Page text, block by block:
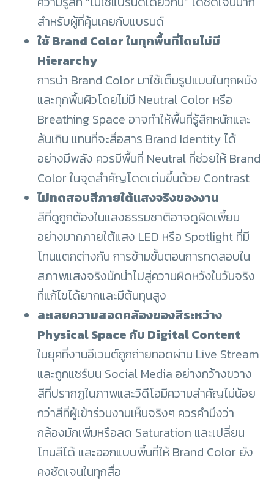
สำหรับผู้ที่คุ้นเคยกับแบรนด์
ใช้ Brand Color ในทุกพื้นที่โดยไม่มี
Hierarchy
การนำ Brand Color มาใช้เต็มรูปแบบในทุกผนัง
และทุกพื้นผิวโดยไม่มี Neutral Color หรือ
Breathing Space อาจทำให้พื้นที่รู้สึกหนักและ
ล้นเกิน แทนที่จะสื่อสาร Brand Identity ได้
อย่างมีพลัง ควรมีพื้นที่ Neutral ที่ช่วยให้ Brand
Color ในจุดสำคัญโดดเด่นขึ้นด้วย Contrast
ไม่ทดสอบสีภายใต้แสงจริงของงาน
สีที่ดูถูกต้องในแสงธรรมชาติอาจดูผิดเพี้ยน
อย่างมากภายใต้แสง LED หรือ Spotlight ที่มี
โทนแตกต่างกัน การข้ามขั้นตอนการทดสอบใน
สภาพแสงจริงมักนำไปสู่ความผิดหวังในวันจริง
ที่แก้ไขได้ยากและมีต้นทุนสูง
ละเลยความสอดคล้องของสีระหว่าง
Physical Space กับ Digital Content
ในยุคที่งานอีเวนต์ถูกถ่ายทอดผ่าน Live Stream
และถูกแชร์บน Social Media อย่างกว้างขวาง
สีที่ปรากฏในภาพและวิดีโอมีความสำคัญไม่น้อย
กว่าสีที่ผู้เข้าร่วมงานเห็นจริงๆ ควรคำนึงว่า
กล้องมักเพิ่มหรือลด Saturation และเปลี่ยน
โทนสีได้ และออกแบบพื้นที่ให้ Brand Color ยัง
คงชัดเจนในทุกสื่อ